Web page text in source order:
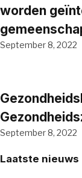
worden
September 8, 2022
September 8, 2022
Laatste nieuws